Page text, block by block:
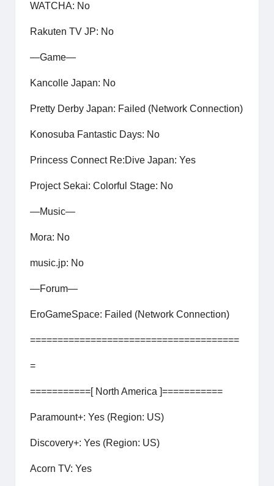
WATCHA: No
Rakuten TV JP: No
—Game—
Kancolle Japan: No
Pretty Derby Japan: Failed (Network Connection)
Konosuba Fantastic Days: No
Princess Connect Re:Dive Japan: Yes
Project Sekai: Colorful Stage: No
—Music—
Mora: No
music.jp: No
—Forum—
EroGameSpace: Failed (Network Connection)
======================================
=
===========[ North America ]===========
Paramount+: Yes (Region: US)
Discovery+: Yes (Region: US)
Acorn TV: Yes